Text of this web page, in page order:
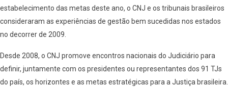
estabelecimento das metas deste ano, o CNJ e os tribunais brasileiros
consideraram as experiências de gestão bem sucedidas nos estados
no decorrer de 2009.
Desde 2008, o CNJ promove encontros nacionais do Judiciário para
definir, juntamente com os presidentes ou representantes dos 91 TJs
do país, os horizontes e as metas estratégicas para a Justiça brasileira.